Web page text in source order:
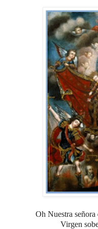
Oh Nuestra
Virgen